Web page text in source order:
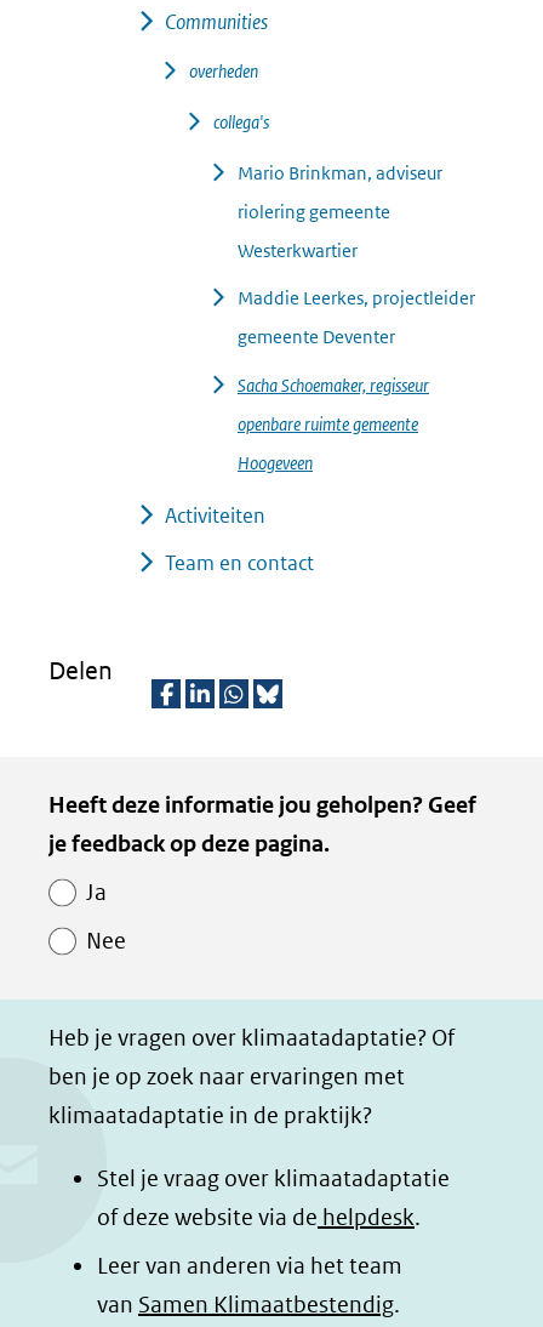
Communities
overheden
collega's
Mario Brinkman, adviseur
riolering gemeente
Westerkwartier
Maddie Leerkes, projectleider
gemeente Deventer
Sacha Schoemaker, regisseur
openbare ruimte gemeente
Hoogeveen
Activiteiten
Team en contact
Delen
l
e
a
b
o
o
(opent
in
l
e
i
d
I
(opent
in
l
e
h
t
a
p
(opent
in
z
e
n
d
l
e
o
p
Kopie
van
Paginawaardering
Heeft deze informatie jou geholpen? Geef
je feedback op deze pagina.
Ja
Nee
Heb je vragen over klimaatadaptatie? Of
ben je op zoek naar ervaringen met
klimaatadaptatie in de praktijk?
Stel je vraag over klimaatadaptatie
of deze website via de helpdesk.
Leer van anderen via het team
van Samen Klimaatbestendig.